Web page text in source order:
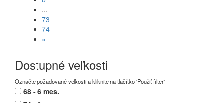
...
73
74
»
Dostupné veľkosti
Označte požadované veľkosti a kliknite na tlačítko 'Použiť filter'
68 - 6 mes.